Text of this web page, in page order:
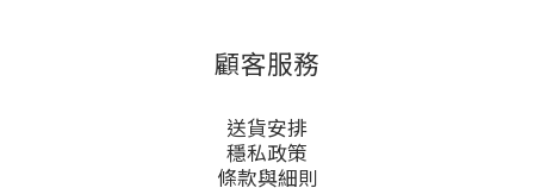
顧客服務
送貨安排
穩私政策
條款與細則